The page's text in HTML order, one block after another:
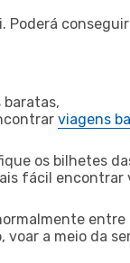
Poderá
viagens
os bilhetes
fácil encontrar
entre
a meio da